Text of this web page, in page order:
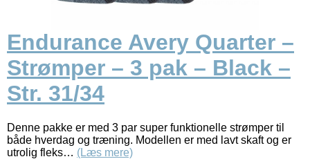
Endurance Avery Quarter –
Strømper – 3 pak – Black –
Str. 31/34
Denne pakke er med 3 par super funktionelle strømper til
både hverdag og træning. Modellen er med lavt skaft og er
utrolig fleks… (Læs mere)